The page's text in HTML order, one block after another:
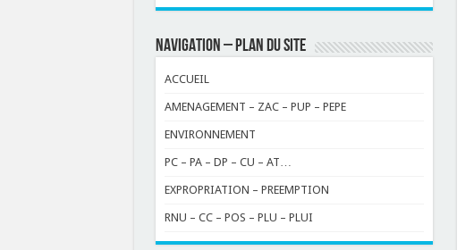
NAVIGATION – PLAN DU SITE
ACCUEIL
AMENAGEMENT – ZAC – PUP – PEPE
ENVIRONNEMENT
PC – PA – DP – CU – AT…
EXPROPRIATION – PREEMPTION
RNU – CC – POS – PLU – PLUI